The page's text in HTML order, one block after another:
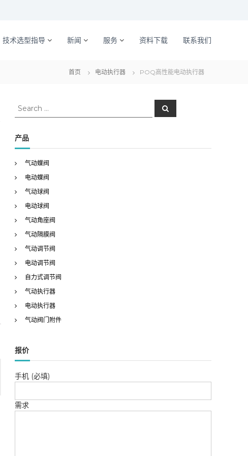
技术选型指导 新闻 服务 资料下载 联系我们
首页 电动执行器 POQ高性能电动执行器
S
r
c
f
o
r
S
e
产品
气动蝶阀
电动蝶阀
气动球阀
电动球阀
气动角座阀
气动隔膜阀
气动调节阀
电动调节阀
自力式调节阀
气动执行器
电动执行器
气动阀门附件
报价
手机 (必填)
需求